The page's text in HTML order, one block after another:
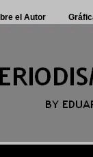
el Autor